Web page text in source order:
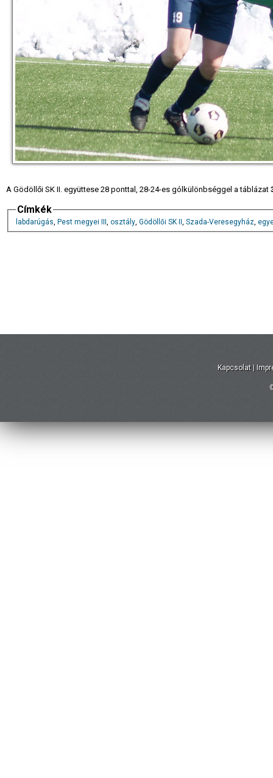
A Gödöllői SK II. együttese 28 ponttal, 28-24-es gólkülönbséggel a táblázat
Címkék
labdarúgás, Pest megyei III , osztály, Gödöllői SK II , Szada-Veresegyház,
Kapcsolat |